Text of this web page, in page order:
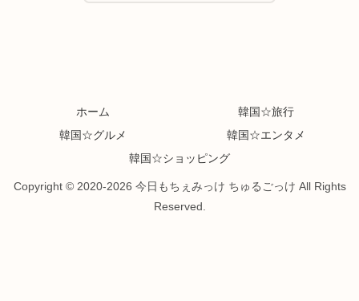
ホーム
韓国☆旅行
韓国☆グルメ
韓国☆エンタメ
韓国☆ショッピング
Copyright © 2020-2026 今日もちぇみっけ ちゅるごっけ All Rights
Reserved.